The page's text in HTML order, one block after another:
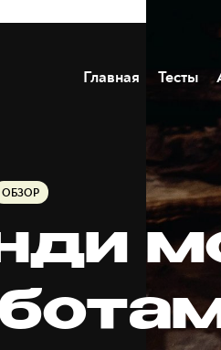
Главная Тесты
ОБЗОР